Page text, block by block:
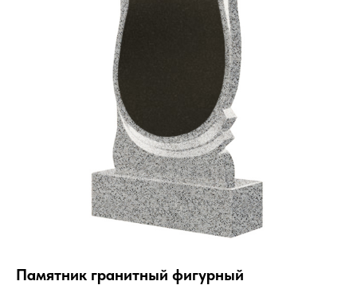
Памятник гранитный фигурный